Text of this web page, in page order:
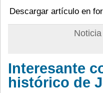
Descargar artículo en
Interesante
histórico de